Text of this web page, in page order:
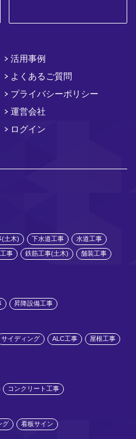
活用事例
よくあるご質問
プライバシーポリシー
運営会社
ログイン
(土木) 下水道工事 水道工事
事 鉄筋工事(土木) 舗装工事
昇降設備工事
サイディング ALC工事 屋根工事
コンクリート工事
グ 看板サイン